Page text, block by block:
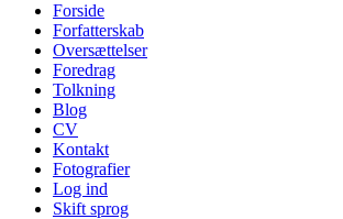
Forside
Forfatterskab
Oversættelser
Foredrag
Tolkning
Blog
CV
Kontakt
Fotografier
Log ind
Skift sprog